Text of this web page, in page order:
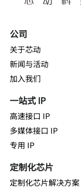
公司
关于芯动
新闻与活动
加入我们
一站式 IP
高速接口 IP
多媒体接口 IP
专用 IP
定制化芯片
定制化芯片解决方案